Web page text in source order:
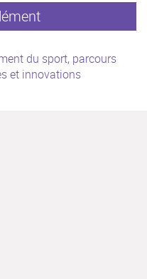
du sport, parcours
et innovations